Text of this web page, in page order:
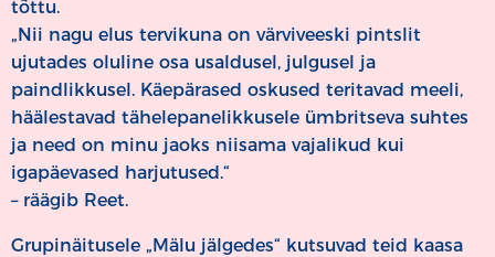
tõttu.
„Nii nagu elus tervikuna on värviveeski pintslit
ujutades oluline osa usaldusel, julgusel ja
paindlikkusel. Käepärased oskused teritavad meeli,
häälestavad tähelepanelikkusele ümbritseva suhtes
ja need on minu jaoks niisama vajalikud kui
igapäevased harjutused.“
– räägib Reet.
Grupinäitusele „Mälu jälgedes“ kutsuvad teid kaasa